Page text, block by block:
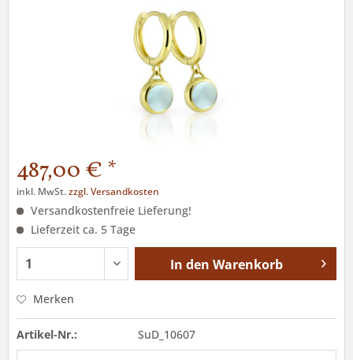
487,00 € *
inkl. MwSt.zzgl. Versandkosten
Versandkostenfreie Lieferung!
Lieferzeit ca. 5 Tage
In den Warenkorb
Merken
Artikel-Nr.: SuD_10607